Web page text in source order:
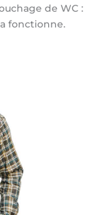
de WC :
fonctionne.